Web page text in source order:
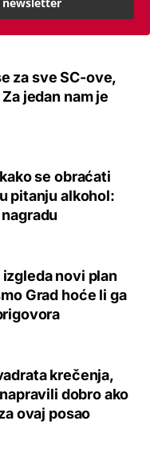
za sve SC-ove,
jedan nam je
se obraćati
pitanju alkohol:
novi plan
Grad hoće li ga
krečenja,
dobro ako
ovaj posao